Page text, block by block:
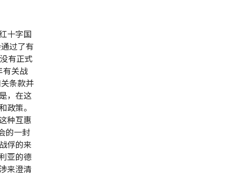
十字国
过了有
有正式
有关战
条款并
，在这
策。
种互惠
的一封
俘的来
亚的德
来澄清